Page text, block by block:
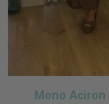
Mono Aciron